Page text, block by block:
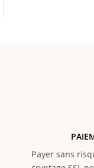
Payer sans